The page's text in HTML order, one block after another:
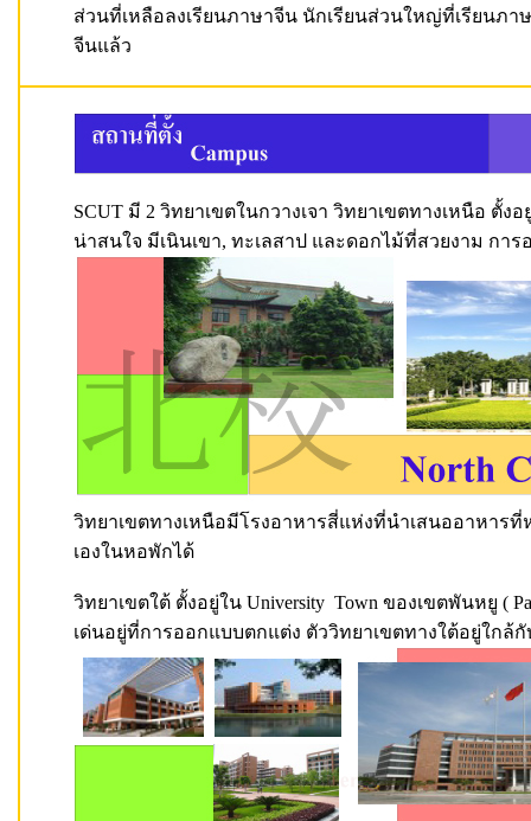
ส่วนที่เหลือลงเรียนภาษาจีน นักเรียนส่วนใหญ่ที่เรียนภ
จีนแล้ว
SCUT มี 2 วิทยาเขตในกวางเจา วิทยาเขตทางเหนือ ตั้
น่าสนใจ มีเนินเขา, ทะเลสาป และดอกไม้ที่สวยงาม ก
วิทยาเขตทางเหนือมีโรงอาหารสี่แห่งที่นำเสนออาหาร
เองในหอพักได้
วิทยาเขตใต้ ตั้งอยู่ใน University Town ของเขตพันหยู
เด่นอยู่ที่การออกแบบตกแต่ง ตัววิทยาเขตทางใต้อยู่ใกล้